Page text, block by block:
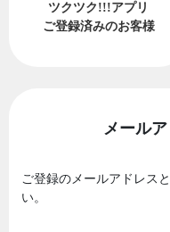
ツクツク!!!アプリ
ご登録済みのお客様
メール
ご登録のメールアドレス
い。